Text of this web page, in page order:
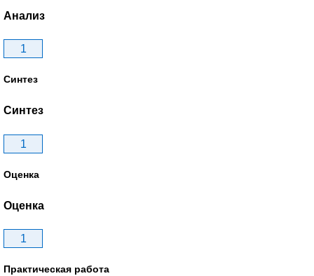
Анализ
1
Синтез
Синтез
1
Оценка
Оценка
1
Практическая работа